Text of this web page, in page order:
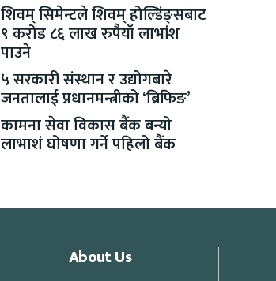
शिवम् सिमेन्टले शिवम् होल्डिंङ्सबाट
९ करोड ८६ लाख रुपैयाँ लाभांश
पाउने
५ सरकारी संस्थान र उद्योगबारे
जनतालाई प्रधानमन्त्रीको ‘ब्रिफिङ’
कामना सेवा विकास बैंक बन्यो
लाभाशं घोषणा गर्ने पहिलो बैंक
About Us